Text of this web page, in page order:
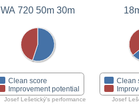
WA 720 50m 30m
Clean score
Improvement potential
Josef Lešetický's performance
Clean
Josef